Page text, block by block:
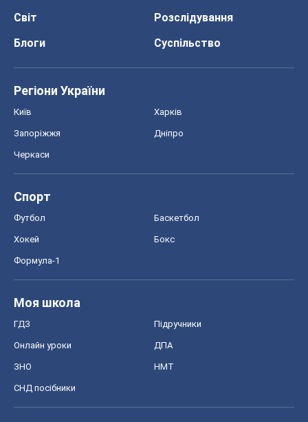
Світ
Розслідування
Блоги
Суспільство
Регіони України
Київ Харків
Запоріжжя Дніпро
Черкаси
Спорт
Футбол Баскетбол
Хокей Бокс
Формула-1
Моя школа
ГДЗ Підручники
Онлайн уроки ДПА
ЗНО НМТ
СНД посібники